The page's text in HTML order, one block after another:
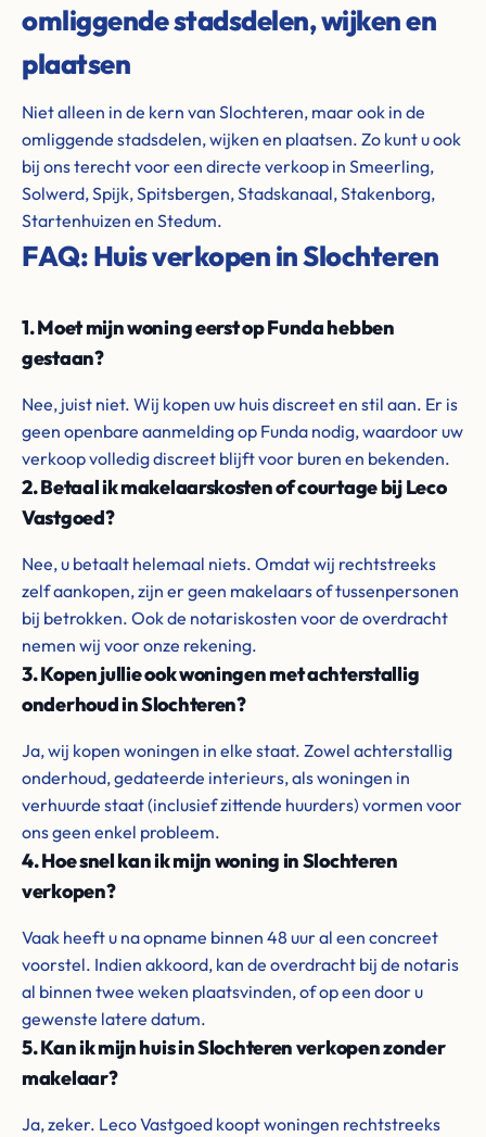
omliggende stadsdelen, wijken en
plaatsen
Niet alleen in de kern van Slochteren, maar ook in de
omliggende stadsdelen, wijken en plaatsen. Zo kunt u ook
bij ons terecht voor een directe verkoop in Smeerling,
Solwerd, Spijk, Spitsbergen, Stadskanaal, Stakenborg,
Startenhuizen en Stedum.
FAQ: Huis verkopen in Slochteren
1. Moet mijn woning eerst op Funda hebben
gestaan?
Nee, juist niet. Wij kopen uw huis discreet en stil aan. Er is
geen openbare aanmelding op Funda nodig, waardoor uw
verkoop volledig discreet blijft voor buren en bekenden.
2. Betaal ik makelaarskosten of courtage bij Leco
Vastgoed?
Nee, u betaalt helemaal niets. Omdat wij rechtstreeks
zelf aankopen, zijn er geen makelaars of tussenpersonen
bij betrokken. Ook de notariskosten voor de overdracht
nemen wij voor onze rekening.
3. Kopen jullie ook woningen met achterstallig
onderhoud in Slochteren?
Ja, wij kopen woningen in elke staat. Zowel achterstallig
onderhoud, gedateerde interieurs, als woningen in
verhuurde staat (inclusief zittende huurders) vormen voor
ons geen enkel probleem.
4. Hoe snel kan ik mijn woning in Slochteren
verkopen?
Vaak heeft u na opname binnen 48 uur al een concreet
voorstel. Indien akkoord, kan de overdracht bij de notaris
al binnen twee weken plaatsvinden, of op een door u
gewenste latere datum.
5. Kan ik mijn huis in Slochteren verkopen zonder
makelaar?
Ja, zeker. Leco Vastgoed koopt woningen rechtstreeks